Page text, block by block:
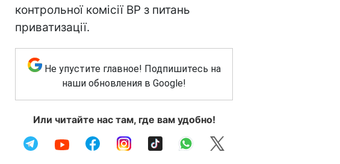
контрольної комісії ВР з питань
приватизації.
Не упустите главное! Подпишитесь на
наши обновления в Google!
Или читайте нас там, где вам удобно!